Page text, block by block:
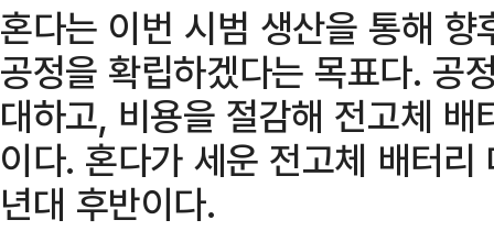
혼다는 이번 시범 생산을 통해
공정을 확립하겠다는 목표다. 공
대하고, 비용을 절감해 전고체
이다. 혼다가 세운 전고체 배터
년대 후반이다.